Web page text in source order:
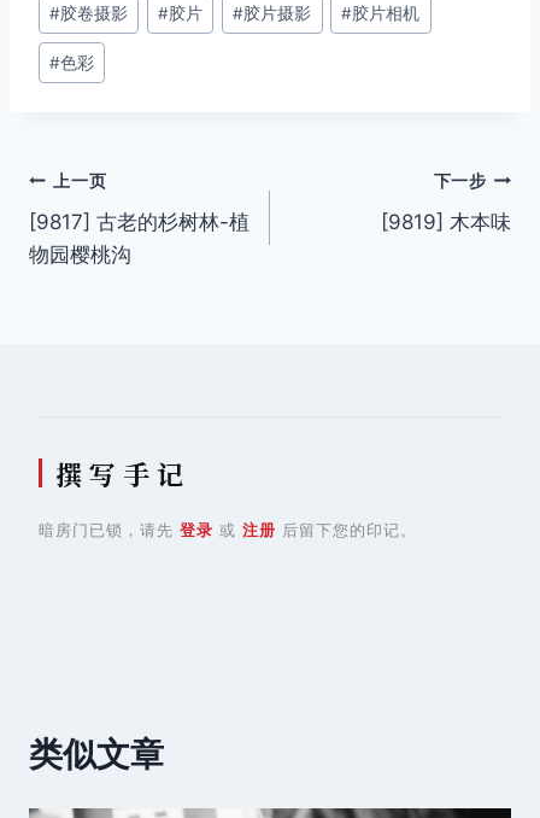
标
签：
#胶卷摄影 #胶片 #胶片摄影 #胶片相机
#色彩
文
章
上一页
[9817] 古老的杉树林-植
物园樱桃沟
下一步
[9819] 木本味
撰 写 手 记
暗房门已锁，请先 登录 或 注册 后留下您的印记。
类似文章